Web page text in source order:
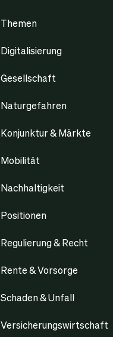
Themen
Digitalisierung
Gesellschaft
Naturgefahren
Konjunktur & Märkte
Mobilität
Nachhaltigkeit
Positionen
Regulierung & Recht
Rente & Vorsorge
Schaden & Unfall
Versicherungswirtschaft